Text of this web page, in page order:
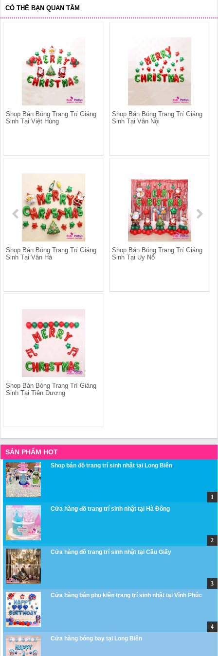
CÓ THỂ BẠN QUAN TÂM
Shop Bán Bóng Trang Trí Giáng
Sinh Tại Việt Hùng
Shop Bán Bóng Trang Trí Giáng
Sinh Tại Vân Nội
Shop Bán Bóng Trang Trí Giáng
Sinh Tại Vân Hà
Shop Bán Bóng Trang Trí Giáng
Sinh Tại Uy Nỗ
Shop Bán Bóng Trang Trí Giáng
Sinh Tại Tiên Dương
SẢN PHẨM HOT
Shop bán đồ trang trí sinh nhật tại Long Biên
Cửa hàng đồ trang trí sinh nhật tại Hà Đông
Cửa hàng đồ trang trí sinh nhật tại Cầu Giấy
Cửa hàng bán phụ kiện trang trí sinh nhật tại Vĩnh Phúc
Cửa hàng bóng bay tại Long Biên